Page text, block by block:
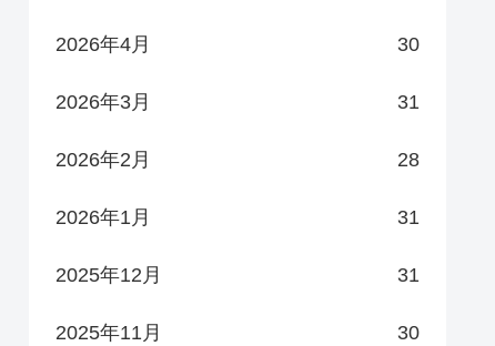
2026年4月 30
2026年3月 31
2026年2月 28
2026年1月 31
2025年12月 31
2025年11月 30